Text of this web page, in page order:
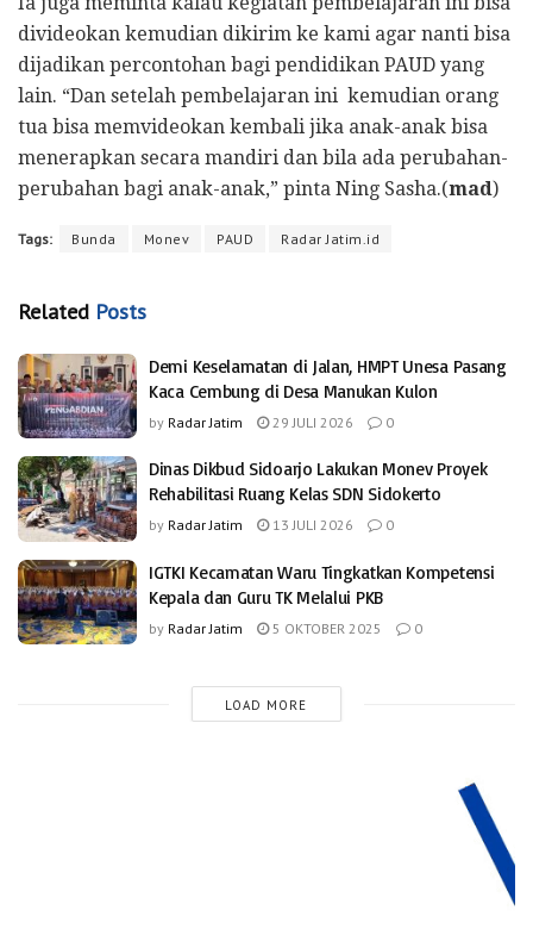
divideokan kemudian dikirim ke kami agar nanti bisa
dijadikan percontohan bagi pendidikan PAUD yang
lain. “Dan setelah pembelajaran ini kemudian orang
tua bisa memvideokan kembali jika anak-anak bisa
menerapkan secara mandiri dan bila ada perubahan-
perubahan bagi anak-anak,” pinta Ning Sasha.(mad)
Tags: Bunda Monev PAUD Radar Jatim.id
Related Posts
Demi Keselamatan di Jalan, HMPT Unesa Pasang
Kaca Cembung di Desa Manukan Kulon
by Radar Jatim 29 JULI 2026 0
Dinas Dikbud Sidoarjo Lakukan Monev Proyek
Rehabilitasi Ruang Kelas SDN Sidokerto
by Radar Jatim 13 JULI 2026 0
IGTKI Kecamatan Waru Tingkatkan Kompetensi
Kepala dan Guru TK Melalui PKB
by Radar Jatim 5 OKTOBER 2025 0
LOAD MORE